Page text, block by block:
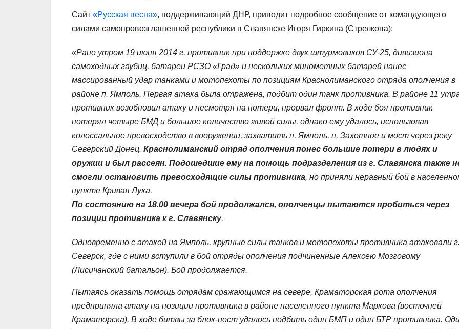
Сайт «Русская весна», поддерживающий ДНР, приводит подробное сообщение от командующего
силами самопровозглашенной республики в Славянске Игоря Гиркина (Стрелкова):
«Рано утром 19 июня 2014 г. противник при поддержке двух штурмовиков СУ-25, дивизиона
самоходных гаубиц, батареи РСЗО «Град» и нескольких минометных батарей нанес
массированный удар танками и мотопехоты по позициям Краснолиманского отряда ополчения в
районе п. Ямполь. Первая атака была отражена, подбит один танк противника. В районе 11
противник возобновил атаку и несмотря на потери, прорвал фронт. В ходе боя противник
потерял четыре БМД и большое количество живой силы, однако ему удалось, использовав
колоссальное превосходство в вооружении, захватить п. Ямполь, п. Захотное и мост через реку
Северский Донец. Краснолиманский отряд ополчения понес большие потери в людях и
оружии и был рассеян. Подошедшие ему на помощь подразделения из г. Славянска также
смогли остановить превосходящие силы противника, но приняли неравный бой в
пункте Кривая Лука.
По состоянию на 18.00 вечера бой продолжался, ополченцы пытаются пробиться через
позиции противника к г. Славянску.
Одновременно с атакой на Ямполь, крупные силы танков и мотопехоты противника атаковали г.
Северск, где с ними вступили в бой отряды ополчения подчиненные Алексею Мозговому
(Лисичанский батальон). Бой продолжается.
Пытаясь оказать помощь отрядам сражающимся на севере, Краматорская рота ополчения
предприняла атаку на позиции противника в районе населенного пункта Маркова (восточней
Краматорска). В ходе битвы за блок-пост удалось подбить один БМП и один БТР противника.